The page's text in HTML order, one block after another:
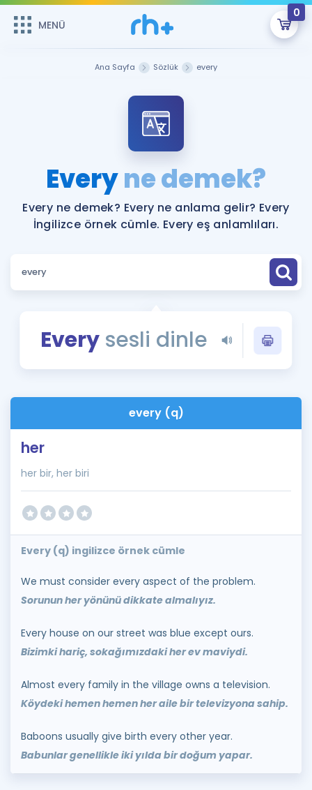
MENÜ
0
Şifremi Hatırlamıyorum
ÜYE DEĞİLİM
Sepetin Şu An Boş.
Remzi Hoca ile seni sınava hazırlayacak onlarca eğitim seni
bekliyor!
MENÜ
Katılımcı Görüşleri
Faydalı Araçlar
Sözlük
Rehberlik Aracı
Blog
İngilizce Gramer
Ana Sayfa Sözlük every
Everyne demek?
Every ne demek? Every ne anlama gelir? Every
İngilizce örnek cümle. Every eş anlamlıları.
Every sesli dinle
every (q)
her
her bir, her biri
Every (q) ingilizce örnek cümle
We must consider every aspect of the problem.
Sorunun her yönünü dikkate almalıyız.
Every house on our street was blue except ours.
Bizimki hariç, sokağımızdaki her ev maviydi.
Almost every family in the village owns a television.
Köydeki hemen hemen her aile bir televizyona sahip.
Baboons usually give birth every other year.
Babunlar genellikle iki yılda bir doğum yapar.